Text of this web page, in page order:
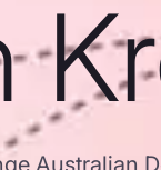
Australian